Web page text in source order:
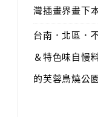
灣插畫界畫下
台南．北區．
＆特色味自慢
的芙蓉鳥燒公